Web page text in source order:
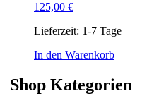
125,00 €
Lieferzeit: 1-7 Tage
In den Warenkorb
Shop Kategorien